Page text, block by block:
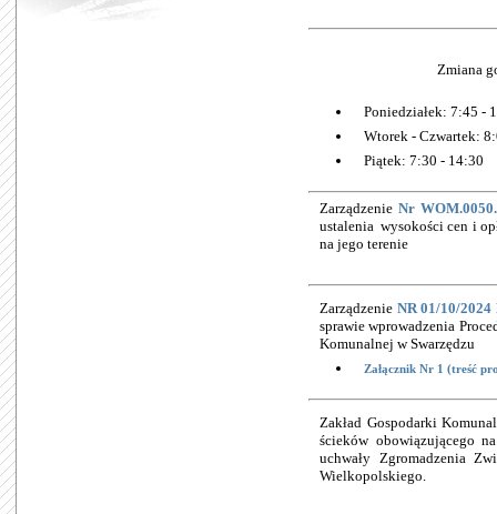
Zmiana
Poniedziałek: 7:45 -
Wtorek - Czwartek:
Piątek: 7:30 - 14:30
Zarządzenie Nr
ustalenia wysokości cen i
na jego terenie
Zarządzenie NR 01/10/2024
sprawie wprowadzenia
Komunalnej w Swarzędzu
Załącznik Nr 1 (treść
Zakład Gospodarki
ścieków obowiązującego
uchwały Zgromadzenia
Wielkopolskiego.